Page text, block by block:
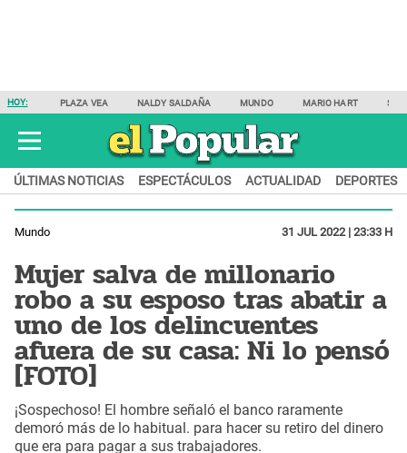
HOY: PLAZA VEA NALDY SALDAÑA MUNDO MARIO HART
ÚLTIMAS NOTICIAS ESPECTÁCULOS ACTUALIDAD DEPORTES
Mundo 31 JUL 2022 | 23:33 H
Mujer salva de millonario
robo a su esposo tras abatir a
uno de los delincuentes
afuera de su casa: Ni lo pensó
[FOTO]
¡Sospechoso! El hombre señaló el banco raramente
demoró más de lo habitual. para hacer su retiro del dinero
que era para pagar a sus trabajadores.